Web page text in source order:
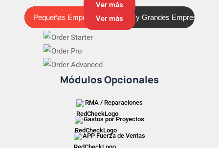
Pequeñas Empresas
Pequeñas Empresas Medianas y Grandes Empresas
Ver más
Ver más
Módulos Opcionales
RMA / Reparaciones
Gastos por Proyectos
APP Fuerza de Ventas